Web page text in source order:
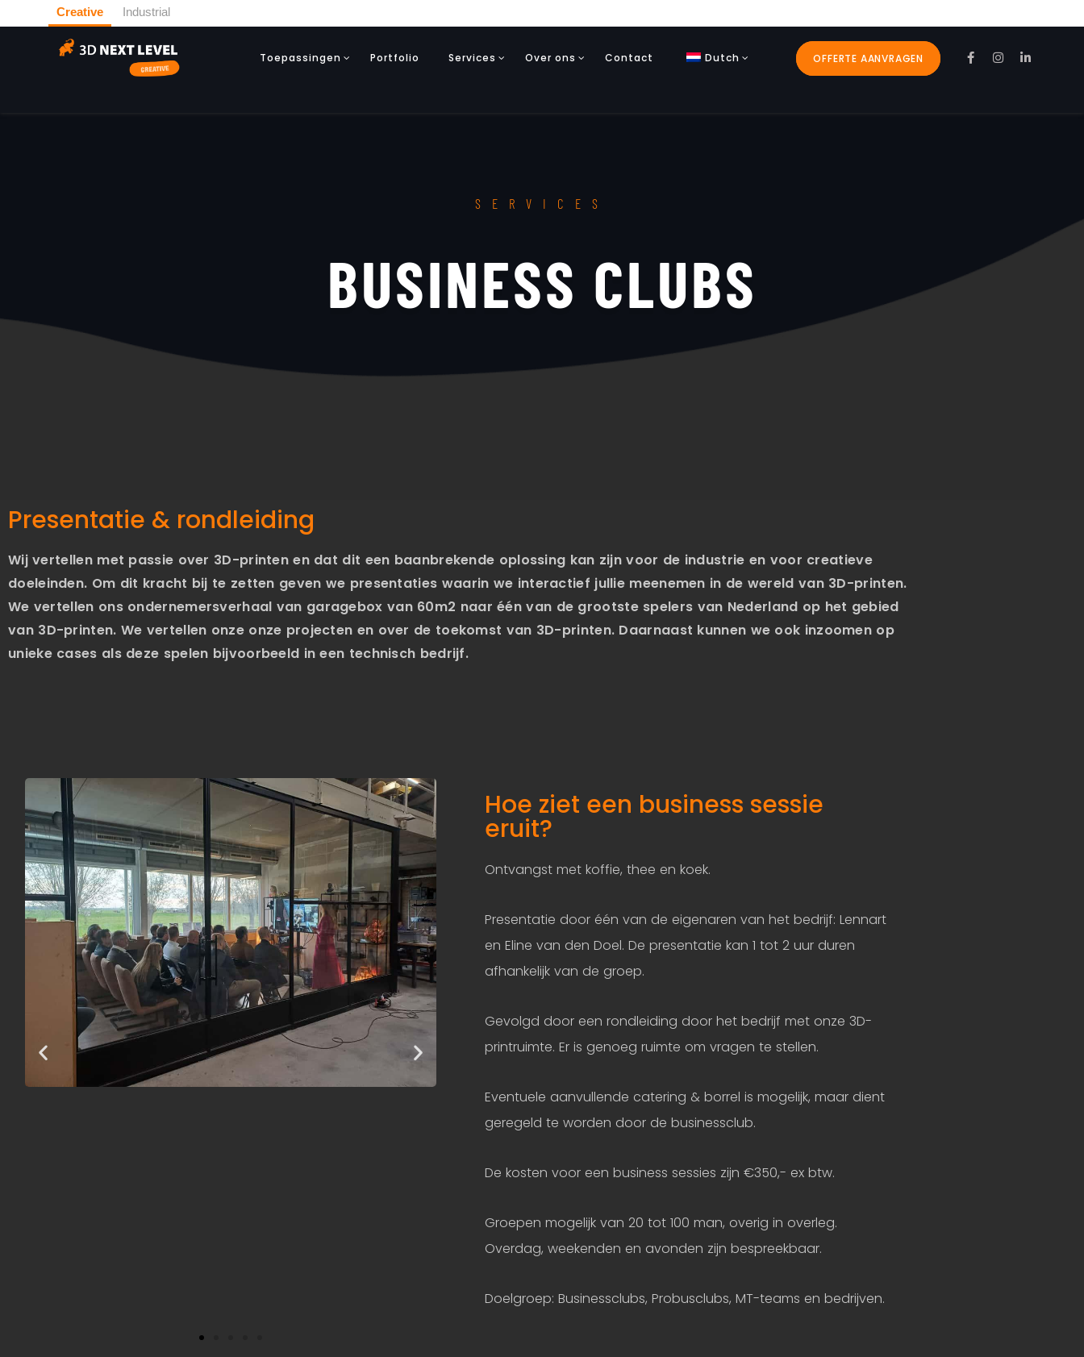
Creative Industrial
Toepassingen Portfolio Services Over ons Contact Dutch OFFERTE AANVRAGEN
SERVICES
BUSINESS CLUBS
Presentatie & rondleiding
Wij vertellen met passie over 3D-printen en dat dit een baanbrekende oplossing kan zijn voor de industrie en voor creatieve
doeleinden. Om dit kracht bij te zetten geven we presentaties waarin we interactief jullie meenemen in de wereld van 3D-printen.
We vertellen ons ondernemersverhaal van garagebox van 60m2 naar één van de grootste spelers van Nederland op het gebied
van 3D-printen. We vertellen onze onze projecten en over de toekomst van 3D-printen. Daarnaast kunnen we ook inzoomen op
unieke cases als deze spelen bijvoorbeeld in een technisch bedrijf.
Hoe ziet een business sessie
eruit?
Ontvangst met koffie, thee en koek.
Presentatie door één van de eigenaren van het bedrijf: Lennart
en Eline van den Doel. De presentatie kan 1 tot 2 uur duren
afhankelijk van de groep.
Gevolgd door een rondleiding door het bedrijf met onze 3D-
printruimte. Er is genoeg ruimte om vragen te stellen.
Eventuele aanvullende catering & borrel is mogelijk, maar dient
geregeld te worden door de businessclub.
De kosten voor een business sessies zijn €350,- ex btw.
Groepen mogelijk van 20 tot 100 man, overig in overleg.
Overdag, weekenden en avonden zijn bespreekbaar.
Doelgroep: Businessclubs, Probusclubs, MT-teams en bedrijven.